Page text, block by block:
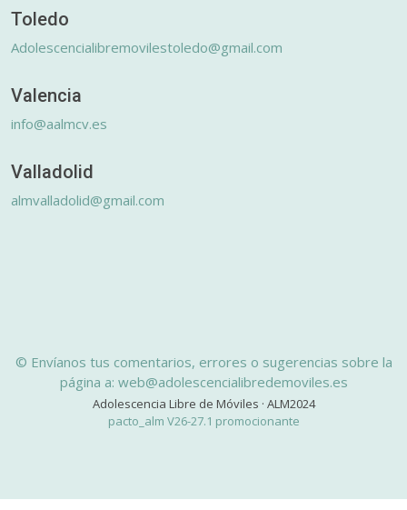
Toledo
Adolescencialibremovilestoledo@gmail.com
Valencia
info@aalmcv.es
Valladolid
almvalladolid@gmail.com
© Envíanos tus comentarios, errores o sugerencias sobre la
página a: web@adolescencialibredemoviles.es
Adolescencia Libre de Móviles · ALM2024
pacto_alm V26-27.1 promocionante